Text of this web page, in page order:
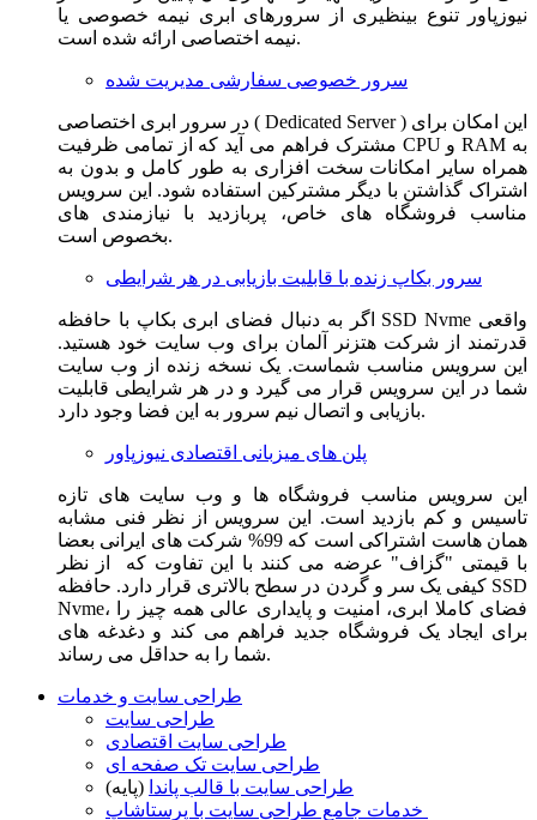
نیوزپاور تنوع بینظیری از سرورهای ابری نیمه خصوصی یا
نیمه اختصاصی ارائه شده است.
سرور خصوصی سفارشی مدیریت شده
در سرور ابری اختصاصی ( Dedicated Server ) این امکان برای
مشترک فراهم می آید که از تمامی ظرفیت CPU و RAM به
همراه سایر امکانات سخت افزاری به طور کامل و بدون به
اشتراک گذاشتن با دیگر مشترکین استفاده شود. این سرویس
مناسب فروشگاه های خاص، پربازدید با نیازمندی های
بخصوص است.
سرور بکاپ زنده با قابلیت بازیابی در هر شرایطی
اگر به دنبال فضای ابری بکاپ با حافظه SSD Nvme واقعی
قدرتمند از شرکت هتزنر آلمان برای وب سایت خود هستید.
این سرویس مناسب شماست. یک نسخه زنده از وب سایت
شما در این سرویس قرار می گیرد و در هر شرایطی قابلیت
بازیابی و اتصال نیم سرور به این فضا وجود دارد.
پلن های میزبانی اقتصادی نیوزپاور
این سرویس مناسب فروشگاه ها و وب سایت های تازه
تاسیس و کم بازدید است. این سرویس از نظر فنی مشابه
همان هاست اشتراکی است که 99% شرکت های ایرانی بعضا
با قیمتی "گزاف" عرضه می کنند با این تفاوت که از نظر
کیفی یک سر و گردن در سطح بالاتری قرار دارد. حافظه SSD
Nvme، فضای کاملا ابری، امنیت و پایداری عالی همه چیز را
برای ایجاد یک فروشگاه جدید فراهم می کند و دغدغه های
شما را به حداقل می رساند.
طراحی سایت و خدمات
طراحی سایت
طراحی سایت اقتصادی
طراحی سایت تک صفحه ای
طراحی سایت با قالب پاندا (پایه)